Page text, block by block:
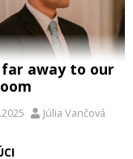
far away to our
Júlia Vančová